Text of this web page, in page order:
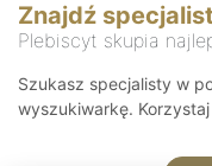
Znajdź
Plebiscyt skupia
Szukasz specjalisty w
wyszukiwarkę.